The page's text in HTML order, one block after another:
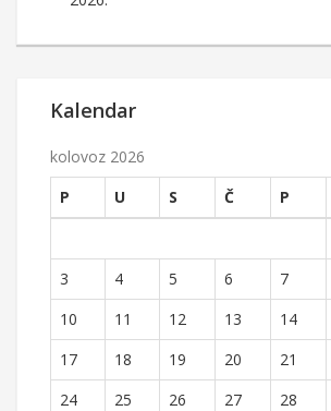
Kalendar
kolovoz 2026
P
U S Č P
3
4 5 6 7
10
11 12 13 14
17
18 19 20 21
24
25 26 27 28